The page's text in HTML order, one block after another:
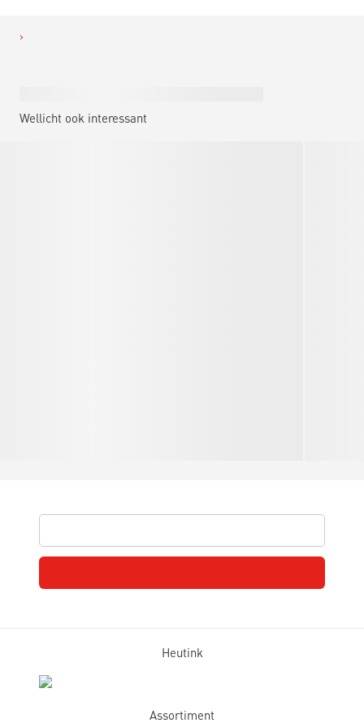
Wellicht ook interessant
Heutink
Assortiment